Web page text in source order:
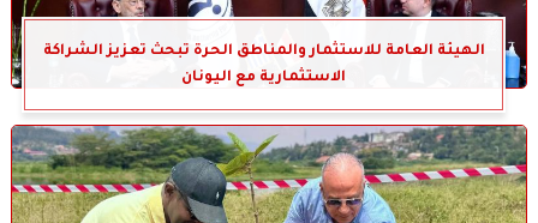
الهيئة العامة للاستثمار والمناطق الحرة تبحث تعزيز الشراكة
الاستثمارية مع اليونان